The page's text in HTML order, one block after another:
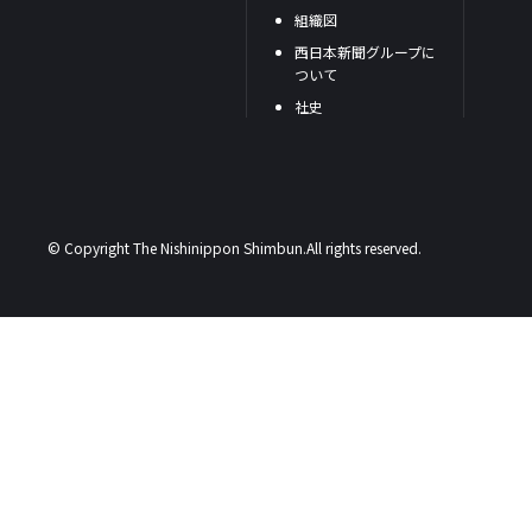
組織図
西日本新聞グループに
ついて
社史
© Copyright The Nishinippon Shimbun.All rights reserved.